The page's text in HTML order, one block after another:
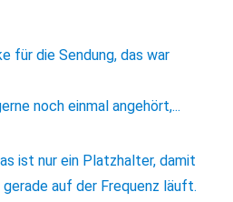
für die Sendung, das war
noch einmal angehört,...
ist nur ein Platzhalter, damit
auf der Frequenz läuft.